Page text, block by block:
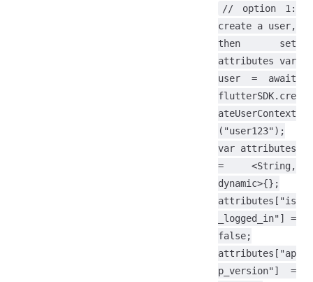
// option 1:
create a user,
then set
attributes var
user = await
flutterSDK.cre
ateUserContext
("user123");
var attributes
= <String,
dynamic>{};
attributes["is
_logged_in"] =
false;
attributes["ap
p_version"] =